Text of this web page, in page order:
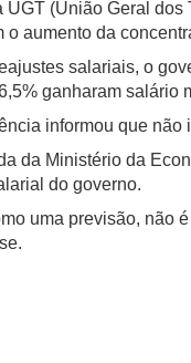
(União Geral
aumento da
salariais, o
ganharam
informou que não
da Ministério da
do governo.
uma previsão, não